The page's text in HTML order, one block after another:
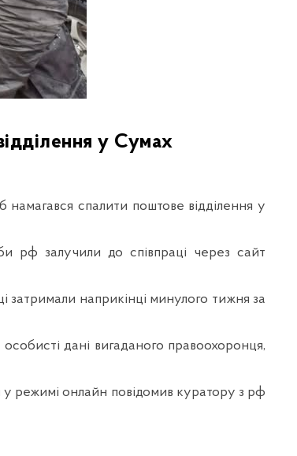
у Сумах
спалити поштове відділення у
рф залучили до співпраці через сайт
затримали наприкінці минулого тижня за
дані вигаданого правоохоронця,
у режимі онлайн повідомив куратору з рф